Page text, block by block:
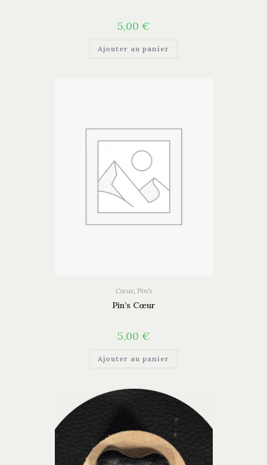
5,00 €
Ajouter au panier
Cœur, Pin's
Pin’s Cœur
5,00 €
Ajouter au panier